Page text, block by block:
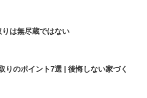
は無尽蔵ではない
りのポイント7選 | 後悔しない家づく